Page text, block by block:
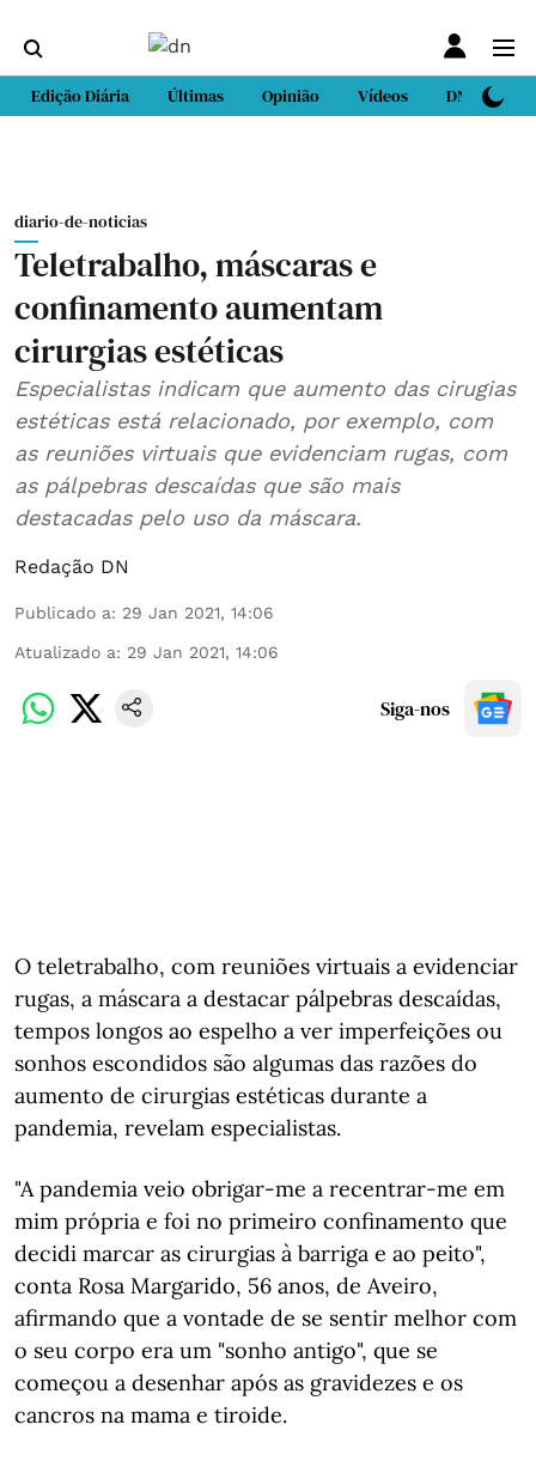
Edição Diária Últimas Opinião Vídeos DN Sport
diario-de-noticias
Teletrabalho, máscaras e
confinamento aumentam
cirurgias estéticas
Especialistas indicam que aumento das cirugias
estéticas está relacionado, por exemplo, com
as reuniões virtuais que evidenciam rugas, com
as pálpebras descaídas que são mais
destacadas pelo uso da máscara.
Redação DN
Publicado a: 29 Jan 2021, 14:06
Atualizado a: 29 Jan 2021, 14:06
Siga-nos
O teletrabalho, com reuniões virtuais a evidenciar
rugas, a máscara a destacar pálpebras descaídas,
tempos longos ao espelho a ver imperfeições ou
sonhos escondidos são algumas das razões do
aumento de cirurgias estéticas durante a
pandemia, revelam especialistas.
"A pandemia veio obrigar-me a recentrar-me em
mim própria e foi no primeiro confinamento que
decidi marcar as cirurgias à barriga e ao peito",
conta Rosa Margarido, 56 anos, de Aveiro,
afirmando que a vontade de se sentir melhor com
o seu corpo era um "sonho antigo", que se
começou a desenhar após as gravidezes e os
cancros na mama e tiroide.